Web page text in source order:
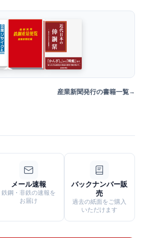
産業新聞発行の書籍一覧
メール速報
鉄鋼・非鉄の速報を
お届け
バックナンバー販
売
過去の紙面をご購入
いただけます